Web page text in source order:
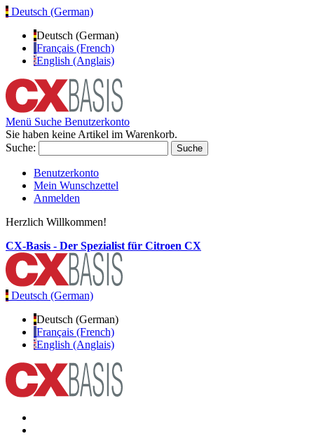
Deutsch (German)
Deutsch (German)
Français (French)
English (Anglais)
Menü Suche Benutzerkonto
Sie haben keine Artikel im Warenkorb.
Suche:
Suche
Benutzerkonto
Mein Wunschzettel
Anmelden
Herzlich Willkommen!
CX-Basis - Der Spezialist für Citroen CX
Deutsch (German)
Deutsch (German)
Français (French)
English (Anglais)